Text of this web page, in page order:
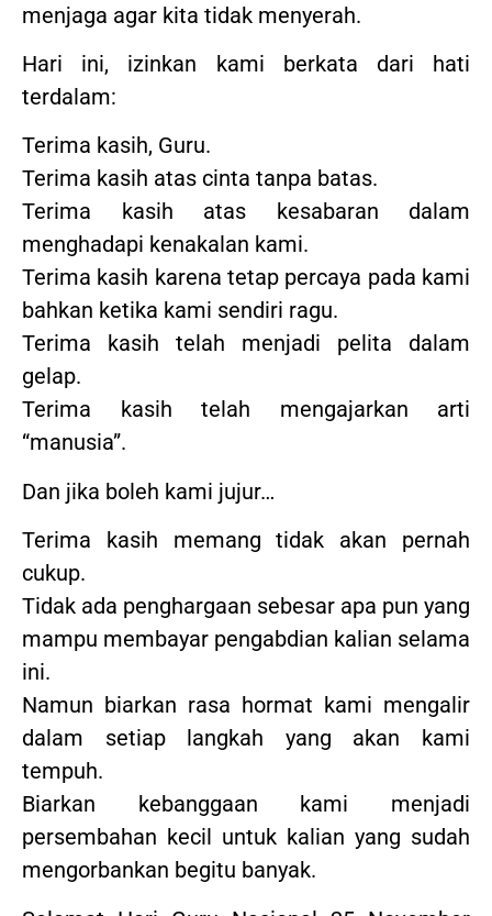
menjaga agar kita tidak menyerah.
Hari ini, izinkan kami berkata dari hati
terdalam:
Terima kasih, Guru.
Terima kasih atas cinta tanpa batas.
Terima kasih atas kesabaran dalam
menghadapi kenakalan kami.
Terima kasih karena tetap percaya pada kami
bahkan ketika kami sendiri ragu.
Terima kasih telah menjadi pelita dalam
gelap.
Terima kasih telah mengajarkan arti
“manusia”.
Dan jika boleh kami jujur…
Terima kasih memang tidak akan pernah
cukup.
Tidak ada penghargaan sebesar apa pun yang
mampu membayar pengabdian kalian selama
ini.
Namun biarkan rasa hormat kami mengalir
dalam setiap langkah yang akan kami
tempuh.
Biarkan kebanggaan kami menjadi
persembahan kecil untuk kalian yang sudah
mengorbankan begitu banyak.